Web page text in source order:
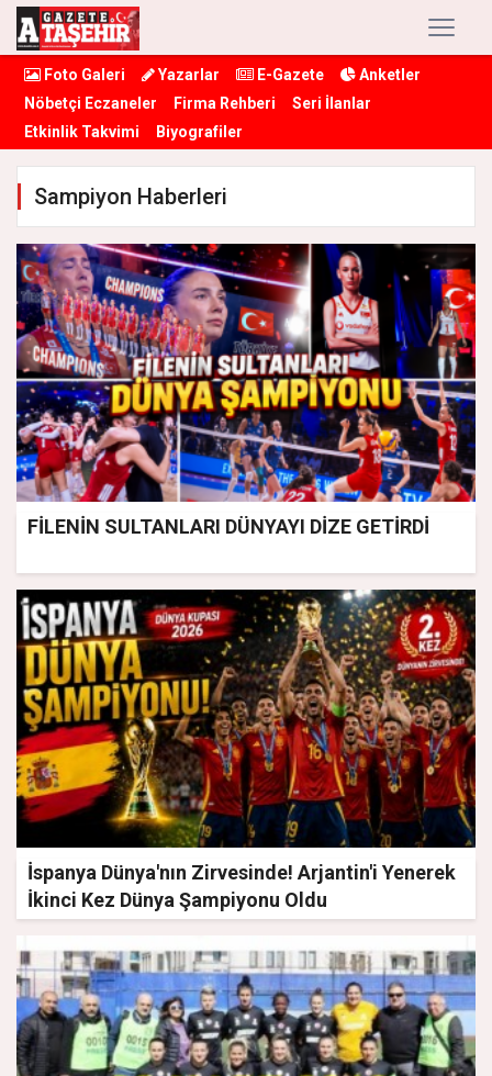
Foto Galeri Yazarlar E-Gazete
Anketler
Nöbetçi Eczaneler
Firma Rehberi
Seri İlanlar
Etkinlik Takvimi
Biyografiler
Sampiyon Haberleri
FİLENİN SULTANLARI DÜNYAYI DİZE GETİRDİ
İspanya Dünya'nın Zirvesinde! Arjantin'i Yenerek
İkinci Kez Dünya Şampiyonu Oldu